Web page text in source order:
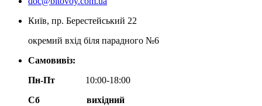
Київ, пр. Берестейський 22
окремий вхід біля парадного №6
Самовивіз:
Пн-Пт
10:00-18:00
Сб
вихідний